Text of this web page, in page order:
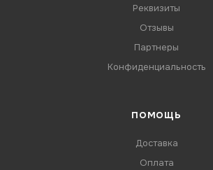
Реквизиты
Отзывы
Партнеры
Конфиденциальность
ПОМОЩЬ
Доставка
Оплата